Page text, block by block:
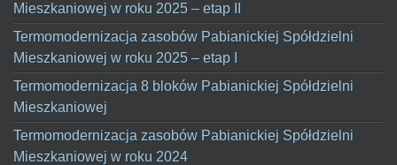
Mieszkaniowej w roku 2025 – etap II
Termomodernizacja zasobów Pabianickiej Spółdzielni
Mieszkaniowej w roku 2025 – etap I
Termomodernizacja 8 bloków Pabianickiej Spółdzielni
Mieszkaniowej
Termomodernizacja zasobów Pabianickiej Spółdzielni
Mieszkaniowej w roku 2024